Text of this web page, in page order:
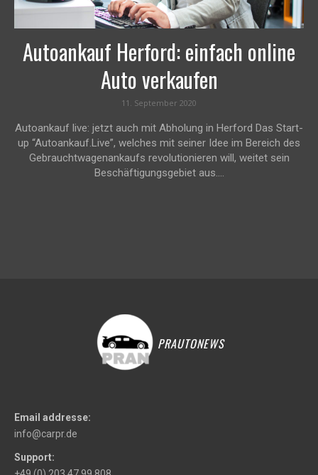
Autoankauf Herford: einfach online
Auto verkaufen
11. September 2020
Autoankauf live: jetzt auch mit Abholung in Herford Das Start-
up “Autoankauf.Live”, welches mit seiner Idee im Bereich des
Gebrauchtwagenankaufs revolutionieren will, weitet sein
Beschäftigungsgebiet aus....
PRAUTONEWS
Email addresse:
info@carpr.de
Support: